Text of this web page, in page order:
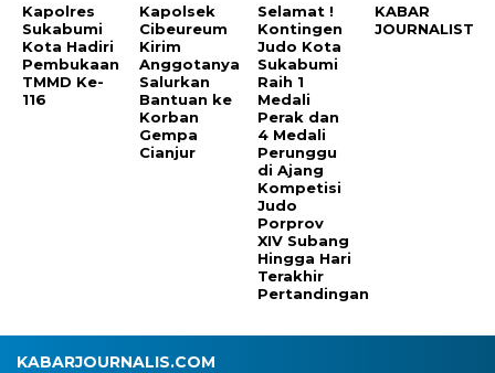
Kapolres
Sukabumi
Kota Hadiri
Pembukaan
TMMD Ke-
116
Kapolsek
Cibeureum
Kirim
Anggotanya
Salurkan
Bantuan ke
Korban
Gempa
Cianjur
Selamat !
Kontingen
Judo Kota
Sukabumi
Raih 1
Medali
Perak dan
4 Medali
Perunggu
di Ajang
Kompetisi
Judo
Porprov
XIV Subang
Hingga Hari
Terakhir
Pertandingan
KABAR
JOURNALIST
KABARJOURNALIS.COM